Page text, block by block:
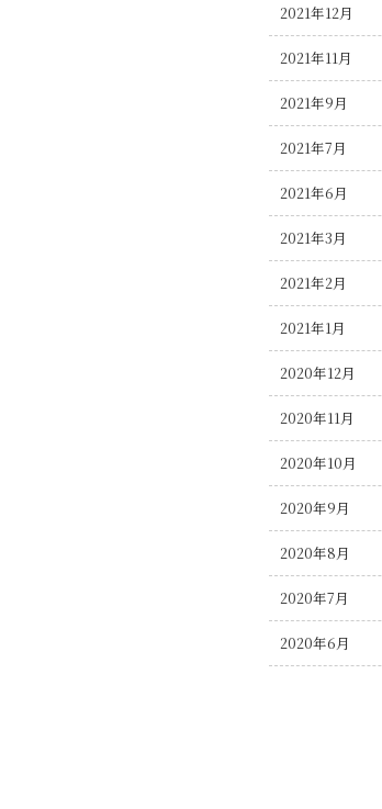
2021年12月
2021年11月
2021年9月
2021年7月
2021年6月
2021年3月
2021年2月
2021年1月
2020年12月
2020年11月
2020年10月
2020年9月
2020年8月
2020年7月
2020年6月